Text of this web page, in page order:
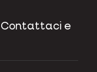
Contattaci e